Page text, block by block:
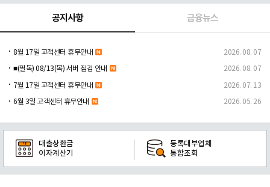
공지사항 금융뉴스
8월 17일 고객센터 휴무안내 2026. 08. 07
■(필독) 08/13(목) 서버 점검 안내 2026. 08. 07
7월 17일 고객센터 휴무안내 2026. 07. 13
6월 3일 고객센터 휴무안내 2026. 05. 26
대출상환금
이자계산기
등록대부업체
통합조회